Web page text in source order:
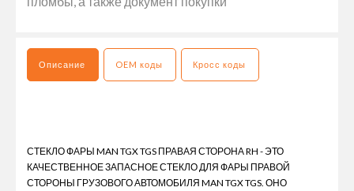
Описание OEM коды Кросс коды
СТЕКЛО ФАРЫ MAN TGX TGS ПРАВАЯ СТОРОНА RH - ЭТО
КАЧЕСТВЕННОЕ ЗАПАСНОЕ СТЕКЛО ДЛЯ ФАРЫ ПРАВОЙ
СТОРОНЫ ГРУЗОВОГО АВТОМОБИЛЯ MAN TGX TGS. ОНО